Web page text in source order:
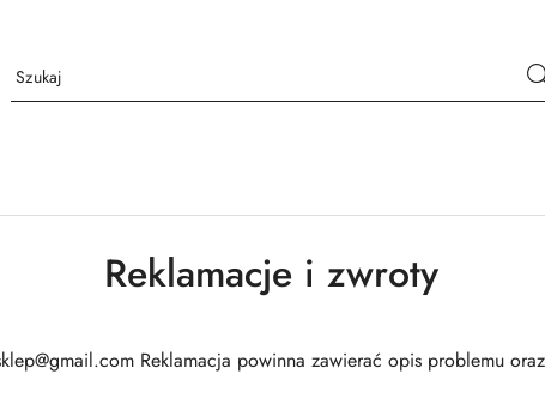
Reklamacje i zwroty
Reklamacja powinna zawierać opis problemu